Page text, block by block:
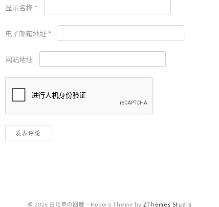
显示名称 *
电子邮箱地址 *
网站地址
© 2026 白詰草の回廊 – Kokoro Theme by ZThemes Studio